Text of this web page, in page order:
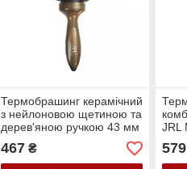
Термобрашинг керамічний
з нейлоновою щетиною та
дерев'яною ручкою 43 мм
SPL 99263
467₴
JRL
мм
579